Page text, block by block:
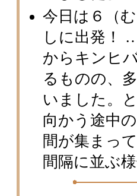
今日は６（
しに出発！
からキンヒ
るものの、
いました。
向かう途中
間が集まっ
間隔に並ぶ